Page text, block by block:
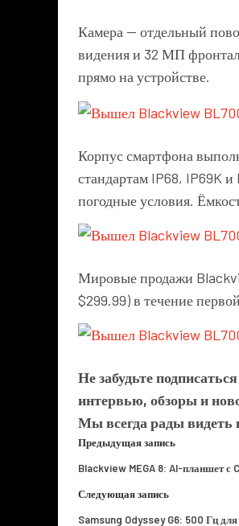
Камера — отдельный
видения и 32 МП
прямо на устройстве.
Корпус смартфона
стандартам IP68, IP69K
погодные условия.
Мировые продажи
$299.99) в течение
Не забудьте
интервью, обзоры и
Мы всегда рады видеть
Предыдущая запись
Blackview MEGA 8: AI-планшет с
Следующая запись
Samsung Odyssey G6: 500 Гц